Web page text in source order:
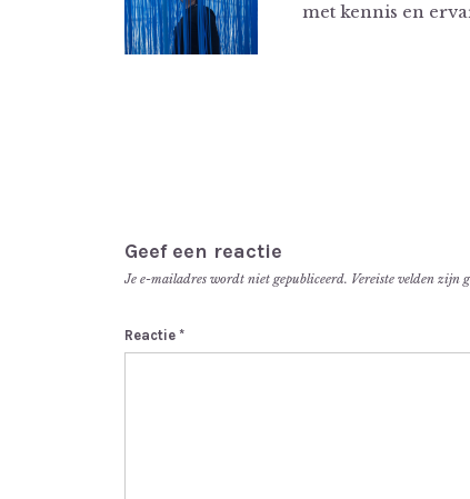
met kennis en
Geef een reactie
Je e-mailadres wordt niet gepubliceerd. Vereiste velden zijn
Reactie *